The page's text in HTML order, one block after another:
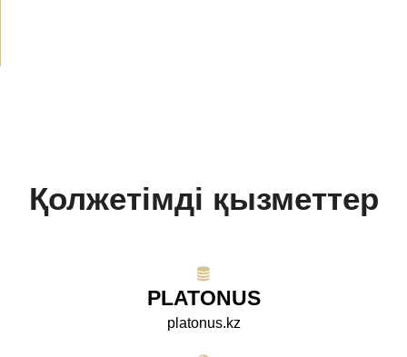
Қолжетімді қызметтер
PLATONUS
platonus.kz